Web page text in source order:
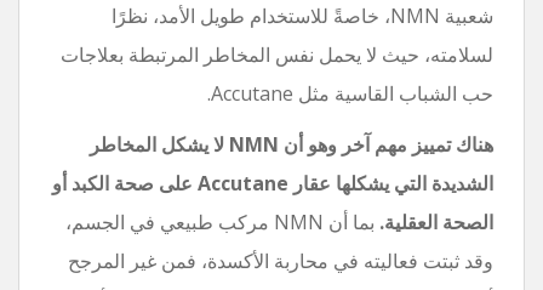
شعبية NMN، خاصةً للاستخدام طويل الأمد، نظرًا
لسلامته، حيث لا يحمل نفس المخاطر المرتبطة بعلاجات
حب الشباب القاسية مثل Accutane.
هناك تمييز مهم آخر وهو أن NMN لا يشكل المخاطر
الشديدة التي يشكلها عقار Accutane على صحة الكبد أو
الصحة العقلية.
بما أن NMN مركب طبيعي في الجسم،
وقد ثبتت فعاليته في محاربة الأكسدة، فمن غير المرجح